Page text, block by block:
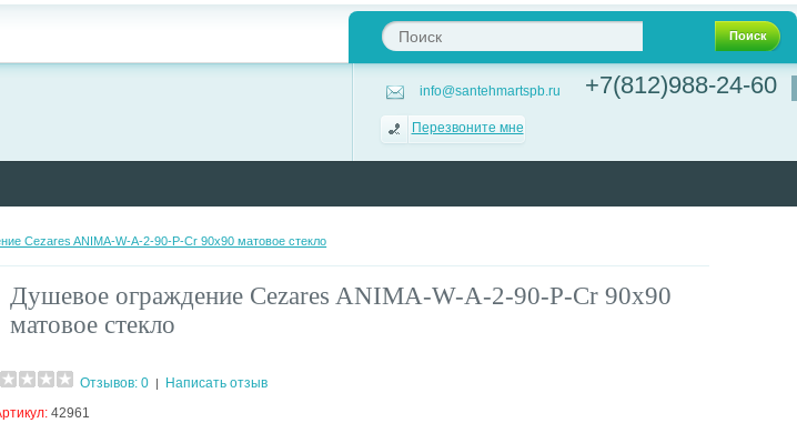
Поиск
info@santehmartspb.ru
Перезвоните мне
+7(812)988-24-60
Cezares ANIMA-W-A-2-90-P-Cr 90х90 матовое стекло
Душевое ограждение Cezares ANIMA-W-A-2-90-P-Cr 90х90
матовое стекло
Отзывов: 0 |
Написать отзыв
42961